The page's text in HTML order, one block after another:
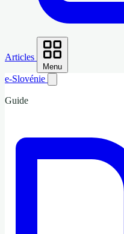
Articles
Menu
e-Slovénie
Guide